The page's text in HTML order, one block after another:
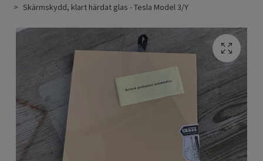
Skärmskydd, klart härdat glas - Tesla Model 3/Y